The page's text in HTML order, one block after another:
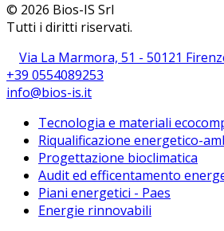
© 2026 Bios-IS Srl
Tutti i diritti riservati.
Via La Marmora, 51 - 50121
+39 0554089253
info@bios-is.it
Tecnologia e materiali
Riqualificazione energetico-
Progettazione bioclimatica
Audit ed efficentamento
Piani energetici - Paes
Energie rinnovabili